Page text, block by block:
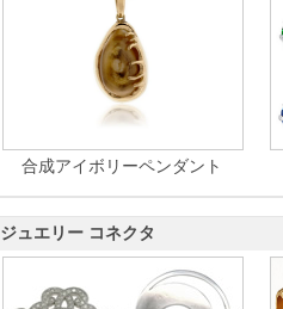
合成アイボリーペンダント
ジュエリー コネクタ